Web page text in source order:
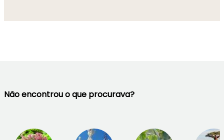
Não encontrou o que procurava?